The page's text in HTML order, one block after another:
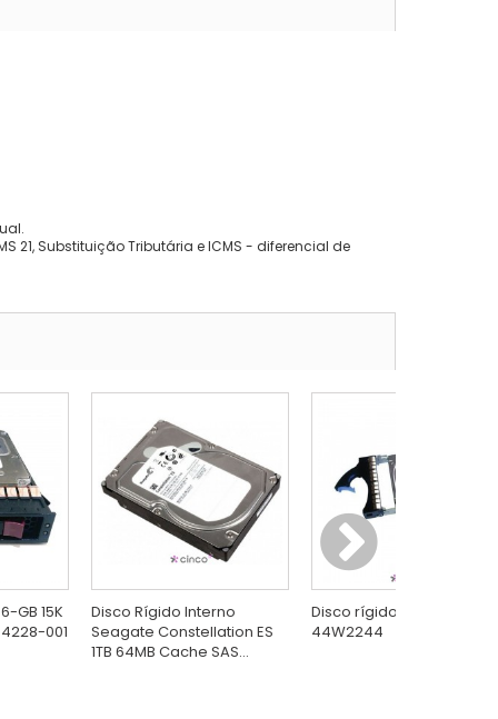
21, Substituição Tributária e ICMS - diferencial de
GB 15K
001
Disco Rígido Interno
Seagate Constellation ES
1TB 64MB Cache SAS...
Disco rígido IBM GB
44W2244